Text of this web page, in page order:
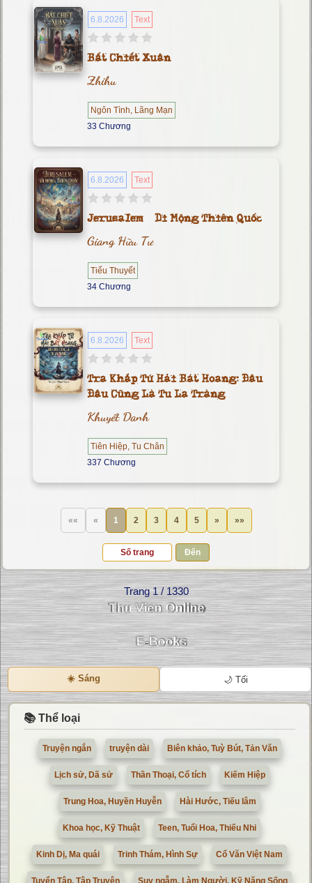
6.8.2026 Text
Bất Chiết Xuân
Zhihu
Ngôn Tình, Lãng Mạn
33 Chương
6.8.2026 Text
Jerusalem – Di Mộng Thiên Quốc
Giang Hữu Tư
Tiểu Thuyết
34 Chương
6.8.2026 Text
Tra Khắp Tứ Hải Bát Hoang: Đâu
Đâu Cũng Là Tu La Tràng
Khuyết Danh
Tiên Hiệp, Tu Chân
337 Chương
«« « 1 2 3 4 5 » »»
Đến
Trang 1 / 1330
☀️ Sáng 🌙 Tối
📚 Thể loại
Truyện ngắn truyện dài Biên khảo, Tuỳ Bút, Tản Văn
Lịch sử, Dã sử Thần Thoại, Cổ tích Kiếm Hiệp
Trung Hoa, Huyền Huyễn Hài Hước, Tiếu lâm
Khoa học, Kỹ Thuật Teen, Tuổi Hoa, Thiếu Nhi
Kinh Dị, Ma quái Trinh Thám, Hình Sự Cổ Văn Việt Nam
Tuyển Tập, Tập Truyện Suy ngẫm, Làm Người, Kỹ Năng Sống